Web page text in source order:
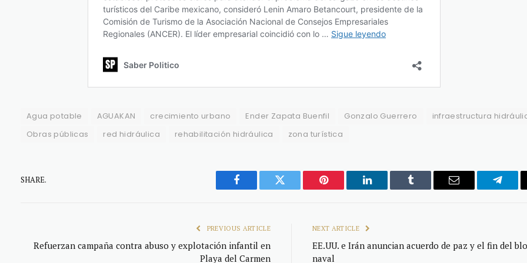
Agua potable AGUAKAN crecimiento urbano Ender Zapata Buenfil Gonzalo Guerrero
infraestructura
Obras públicas
red hidráulica rehabilitación hidráulica zona turística
SHARE.
Facebook Twitter Pinterest LinkedIn Tumblr Email
PREVIOUS ARTICLE
Refuerzan campaña contra abuso y explotación infantil en
Playa del Carmen
NEXT ARTICLE
EE.UU. e Irán anuncian acuerdo de paz y el fin del
naval